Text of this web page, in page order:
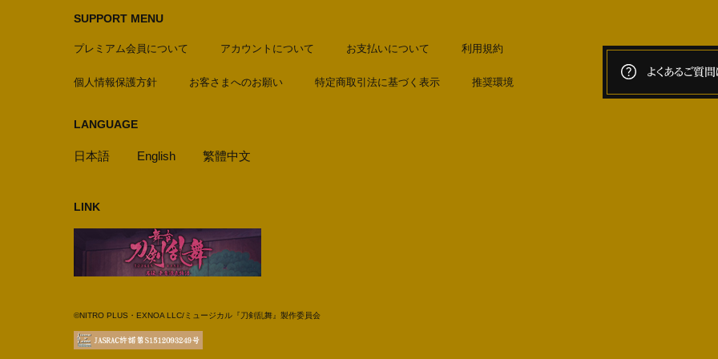
SUPPORT MENU
プレミアム会員について アカウントについて お支払いについて 利用規約
個人情報保護方針 お客さまへのお願い 特定商取引法に基づく表示 推奨環境
LANGUAGE
日本語 English 繁體中文
LINK
©NITRO PLUS・EXNOA LLC/ミュージカル『刀剣乱舞』製作委員会
よくあるご質問